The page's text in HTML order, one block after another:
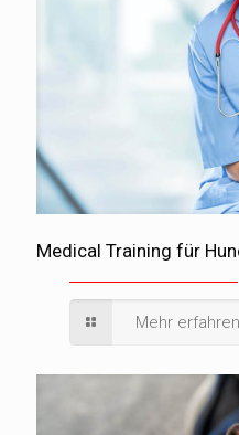
Medical Training für
Mehr erfahren